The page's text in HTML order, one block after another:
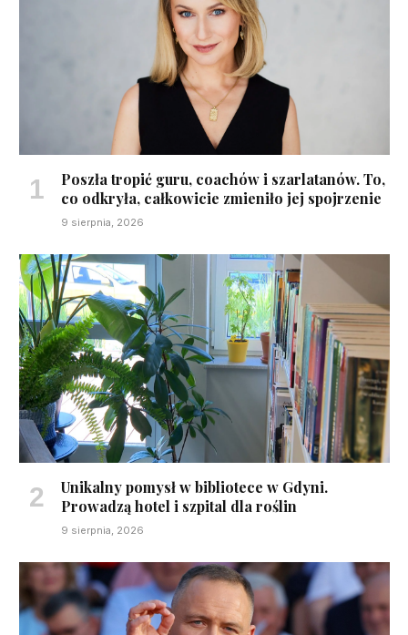
Poszła tropić guru, coachów i szarlatanów. To,
co odkryła, całkowicie zmieniło jej spojrzenie
9 sierpnia, 2026
Unikalny pomysł w bibliotece w Gdyni.
Prowadzą hotel i szpital dla roślin
9 sierpnia, 2026